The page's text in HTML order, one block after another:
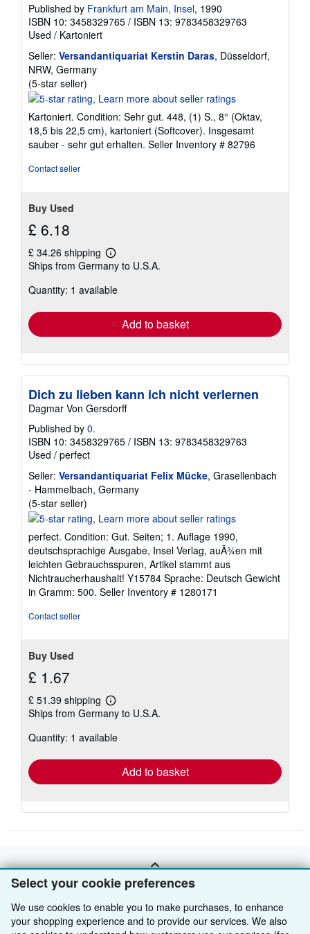
Select your cookie preferences
We use cookies to enable you to make purchases, to enhance
your shopping experience and to provide our services. We also
Published by Frankfurt am Main, Insel, 1990
ISBN 10: 3458329765 / ISBN 13: 9783458329763
Used / Kartoniert
Seller: Versandantiquariat Kerstin Daras, Düsseldorf,
NRW, Germany
(5-star seller)
rating
out
of
5
Kartoniert. Condition: Sehr gut. 448, (1) S., 8° (Oktav,
18,5 bis 22,5 cm), kartoniert (Softcover). Insgesamt
sauber - sehr gut erhalten. Seller Inventory # 82796
Contact seller
Buy Used
£ 6.18
£ 34.26 shipping
Learn
more
shipping
Ships from Germany to U.S.A.
Quantity: 1 available
Add to basket
Dich zu lieben kann ich nicht verlernen
Dagmar Von Gersdorff
Published by 0.
ISBN 10: 3458329765 / ISBN 13: 9783458329763
Used / perfect
Seller: Versandantiquariat Felix Mücke, Grasellenbach
- Hammelbach, Germany
(5-star seller)
rating
5
out
of
5
stars
perfect. Condition: Gut. Seiten; 1. Auflage 1990,
deutschsprachige Ausgabe, Insel Verlag, auÃ¾en mit
leichten Gebrauchsspuren, Artikel stammt aus
Nichtraucherhaushalt! Y15784 Sprache: Deutsch Gewicht
in Gramm: 500. Seller Inventory # 1280171
Contact seller
Buy Used
£ 1.67
£ 51.39 shipping
Learn
more
shipping
Ships from Germany to U.S.A.
Quantity: 1 available
Add to basket
BACK TO TOP
Shop With Us